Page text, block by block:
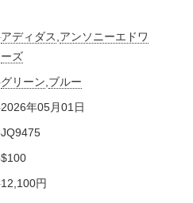
アディダス アンソニーエドワ
ーズ
グリーン ブルー
2026年05月01日
JQ9475
$100
12,100円